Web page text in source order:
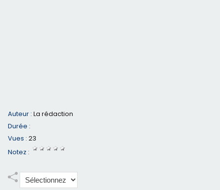
Auteur : La rédaction
Durée :
Vues : 23
Notez :